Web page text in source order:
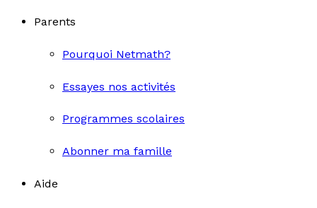
Parents
Pourquoi Netmath?
Essayes nos activités
Programmes scolaires
Abonner ma famille
Aide